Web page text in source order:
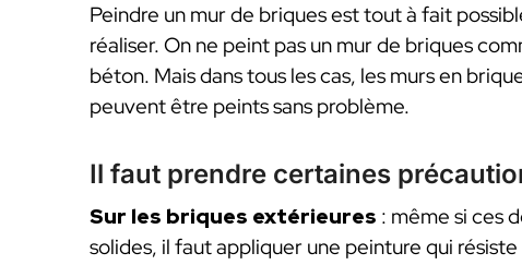
Peindre un mur de briques est tout à fait
réaliser. On ne peint pas un mur de briques
béton. Mais dans tous les cas, les murs en
peuvent être peints sans problème.
Il faut prendre certaines
Sur les briques extérieures : même si ces
solides, il faut appliquer une peinture qui